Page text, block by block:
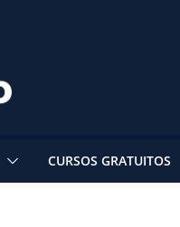
CURSOS GRATUITOS